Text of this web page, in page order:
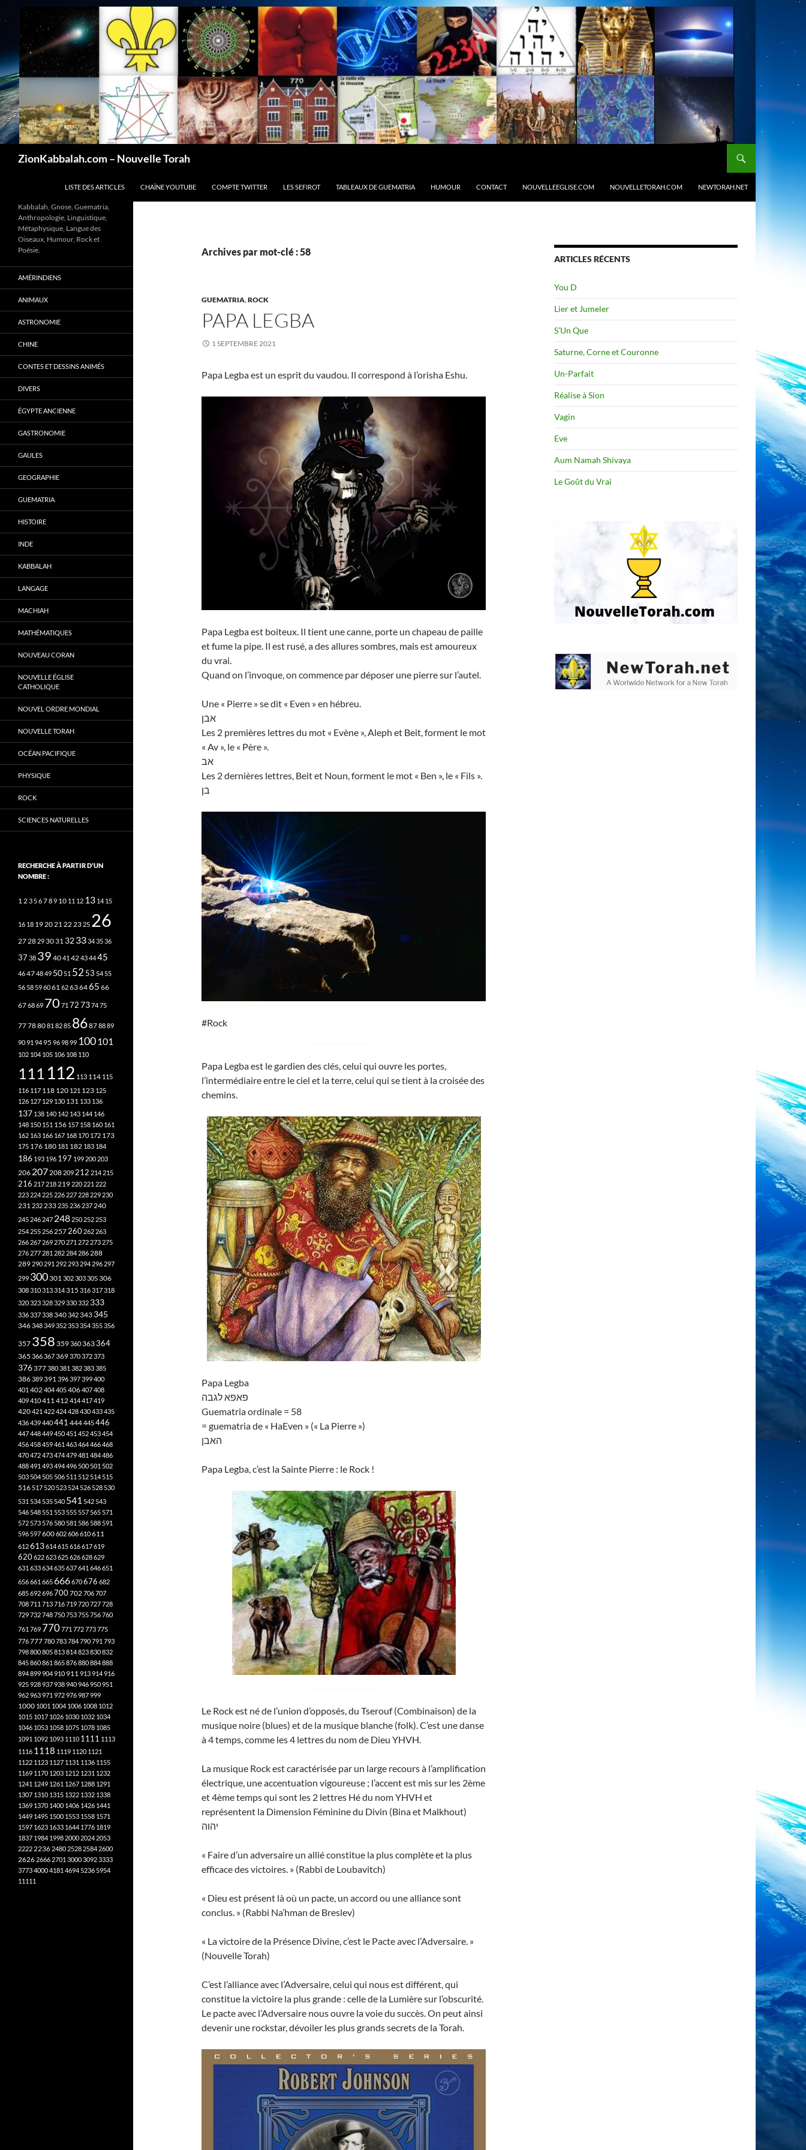
ZionKabbalah.com – Nouvelle Torah
LISTE DES ARTICLES
CHAÎNE YOUTUBE COMPTE TWITTER LES SEFIROT TABLEAUX DE GUEMATRIA HUMOUR CONTACT NOUVELLEEGLISE.COM NOUVELLETORAH.COM NEWTORAH.NET
Archives par mot-clé : 58
GUEMATRIA,ROCK
PAPA LEGBA
1 SEPTEMBRE 2021
Papa Legba est un esprit du vaudou. Il correspond à l’orisha Eshu.
Papa Legba est boiteux. Il tient une canne, porte un chapeau de paille
et fume la pipe. Il est rusé, a des allures sombres, mais est amoureux
du vrai.
Quand on l’invoque, on commence par déposer une pierre sur l’autel.
Une « Pierre » se dit « Even » en hébreu.
אבן
Les 2 premières lettres du mot « Evène », Aleph et Beit, forment le mot
« Av », le « Père ».
אב
Les 2 dernières lettres, Beit et Noun, forment le mot « Ben », le « Fils ».
בן
#Rock
Papa Legba est le gardien des clés, celui qui ouvre les portes,
l’intermédiaire entre le ciel et la terre, celui qui se tient à la croisée des
chemins.
Papa Legba
פאפא לגבה
Guematria ordinale = 58
= guematria de « HaEven » (« La Pierre »)
האבן
Papa Legba, c’est la Sainte Pierre : le Rock !
Le Rock est né de l’union d’opposés, du Tserouf (Combinaison) de la
musique noire (blues) et de la musique blanche (folk). C’est une danse
à 4 temps, comme les 4 lettres du nom de Dieu YHVH.
La musique Rock est caractérisée par un large recours à l’amplification
électrique, une accentuation vigoureuse ; l’accent est mis sur les 2ème
et 4ème temps qui sont les 2 lettres Hé du nom YHVH et
représentent la Dimension Féminine du Divin (Bina et Malkhout)
יהוה
« Faire d’un adversaire un allié constitue la plus complète et la plus
efficace des victoires. » (Rabbi de Loubavitch)
« Dieu est présent là où un pacte, un accord ou une alliance sont
conclus. » (Rabbi Na’hman de Breslev)
« La victoire de la Présence Divine, c’est le Pacte avec l’Adversaire. »
(Nouvelle Torah)
C’est l’alliance avec l’Adversaire, celui qui nous est différent, qui
constitue la victoire la plus grande : celle de la Lumière sur l’obscurité.
Le pacte avec l’Adversaire nous ouvre la voie du succès. On peut ainsi
devenir une rockstar, dévoiler les plus grands secrets de la Torah.
ARTICLES RÉCENTS
You D
Lier et Jumeler
S’Un Que
Saturne, Corne et Couronne
Un-Parfait
Réalise à Sion
Vagin
Eve
Aum Namah Shivaya
Le Goût du Vrai
Kabbalah, Gnose, Guematria,
Anthropologie, Linguistique,
Métaphysique, Langue des
Oiseaux, Humour, Rock et
Poésie.
AMÉRINDIENS
ANIMAUX
ASTRONOMIE
CHINE
CONTES ET DESSINS ANIMÉS
DIVERS
ÉGYPTE ANCIENNE
GASTRONOMIE
GAULES
GEOGRAPHIE
GUEMATRIA
HISTOIRE
INDE
KABBALAH
LANGAGE
MACHIAH
MATHÉMATIQUES
NOUVEAU CORAN
NOUVELLE ÉGLISE
CATHOLIQUE
NOUVEL ORDRE MONDIAL
NOUVELLE TORAH
OCÉAN PACIFIQUE
PHYSIQUE
ROCK
SCIENCES NATURELLES
RECHERCHE À PARTIR D’UN
NOMBRE :
1 23 56789 10 11 12 13 14 15
16 18 1920212223 25 26
27 28 293031 3233343536
37 38 39 4041 42434445
46474849 50 51 52 53 54 55
56 58 596061 62636465 66
676869 70 71 72737475
77788081 8285 86878889
9091 94 95 969899 100101
102 104 105 106 108 110
111 112 113 114 115
116 117 118 120 121 123 125
126 127 129 130 131 133 136
137 138 140 142 143 144 146
148 150 151 156 157 158 160 161
162 163 166 167 168 170 172 173
175 176 180 181 182 183 184
186 193 196 197 199 200 203
206 207 208 209 212 214 215
216 217 218219 220 221 222
223 224 225 226 227 228 229 230
231 232 233 235 236 237240
245 246 247248 250 252 253
254 255 256257 260 262 263
266 267 269 270 271 272 273 275
276 277 281 282 284 286 288
289 290 291 292 293 294 296 297
299 300301302303305306
308310313314315 316317318
320323328329330332 333
336337338340342343 345
346348349352353354355356
357 358 359360363364
365 366367369370372373
376377380381 382383385
386389391396397399400
401 402404405406407408
409410411 412414417419
420421 422424428430433435
436439440441 444445446
447448449450451 452453454
456458459461 463464466468
470472473474479481 484486
488491 493494496 500 501 502
503 504 505 506 511 512 514 515
516 517 520 523 524 526 528 530
531 534 535 540 541 542 543
546 548 551 553 555 557 565 571
572 573 576 580 581 586 588 591
596 597600602606610611
612613614615616617619
620622623625626628629
631 633634635637641 646651
656661 665666670676 682
685692696700702706707
708711 713716719720727728
729732748750753755756760
761 769 770771 772773775
776777780783784790791 793
798800805813814823830832
845860861 865876880884888
894899904910 911 913914916
925928937938940946950951
962963971 972976987999
1000 1001 1004 1006 1008 1012
1015 1017 1026 1030 1032 1034
1046 1053 1058 1075 1078 1085
1091 1092 1093 1110 1111 1113
1116 1118 1119 1120 1121
1122 1123 1127 1131 1136 1155
1169 1170 1203 1212 1231 1232
1241 1249 1261 1267 1288 1291
1307 1310 1315 1322 1332 1338
1369 1370 1400 1406 1426 1441
1449 1495 1500 1553 1558 1571
1597 1623 1633 1644 1776 1819
1837 1984 1998 2000 2024 2053
2222 2236 2480 2528 2584 2600
2626 2666 2701 300030923333
377340004181 4694 5236 5954
11111